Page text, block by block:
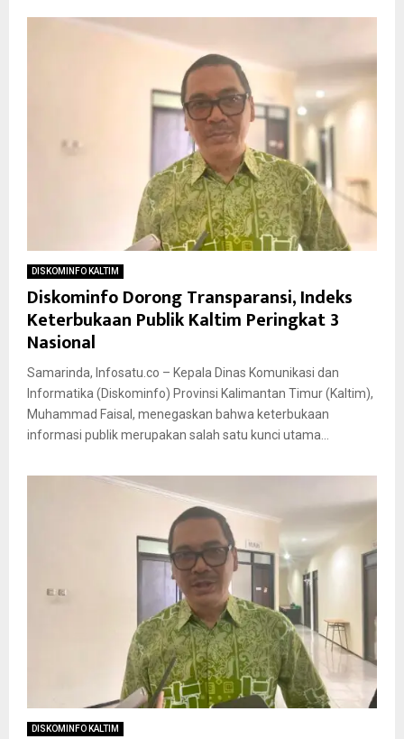
DISKOMINFO KALTIM
Diskominfo Dorong Transparansi, Indeks
Keterbukaan Publik Kaltim Peringkat 3
Nasional
Samarinda, Infosatu.co – Kepala Dinas Komunikasi dan
Informatika (Diskominfo) Provinsi Kalimantan Timur (Kaltim),
Muhammad Faisal, menegaskan bahwa keterbukaan
informasi publik merupakan salah satu kunci utama...
DISKOMINFO KALTIM